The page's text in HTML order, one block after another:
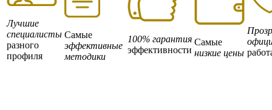
Лучшие
специалисты
разного
профиля
Самые
эффективные
методики
100% гарантия
эффективности
Самые
низкие цены